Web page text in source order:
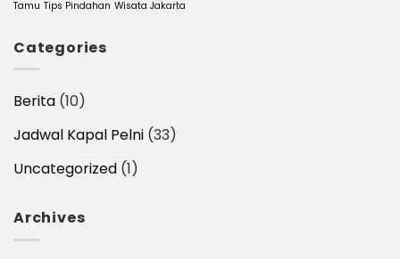
Tamu Tips Pindahan Wisata Jakarta
Categories
Berita (10)
Jadwal Kapal Pelni (33)
Uncategorized (1)
Archives